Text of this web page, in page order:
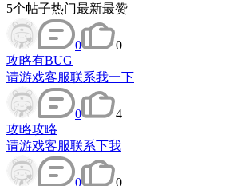
5个帖子热门最新最赞
0
0
攻略有BUG
请游戏客服联系我一下
0
4
攻略攻略
请游戏客服联系下我
0
0